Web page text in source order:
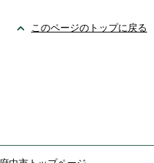
このページのトップに戻る